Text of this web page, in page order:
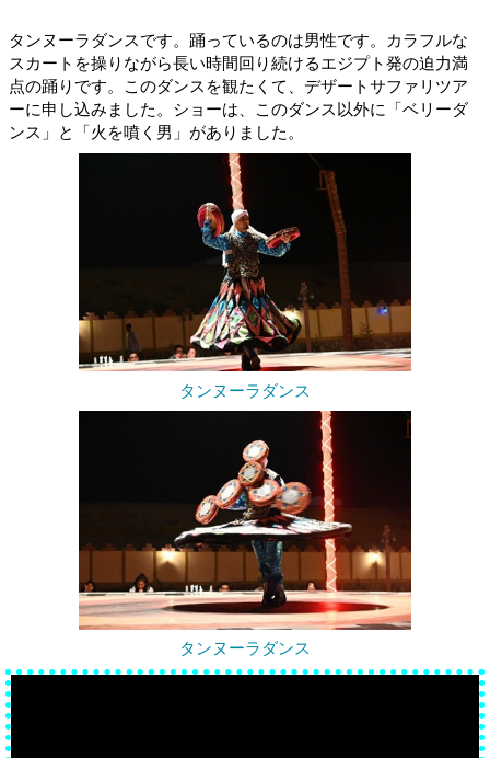
タンヌーラダンスです。踊っているのは男性です。カラフルな
スカートを操りながら長い時間回り続けるエジプト発の迫力満
点の踊りです。このダンスを観たくて、デザートサファリツア
ーに申し込みました。ショーは、このダンス以外に「ベリーダ
ンス」と「火を噴く男」がありました。
タンヌーラダンス
タンヌーラダンス